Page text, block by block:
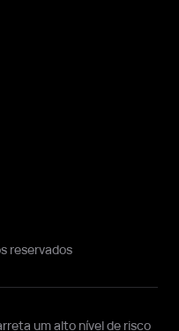
reservados
um alto nível de risco